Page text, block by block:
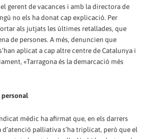
gerent de vacances i amb la directora de
no els ha donat cap explicació. Per
als jutjats les últimes retallades, que
de persones. A més, denuncien que
aplicat a cap altre centre de Catalunya i
«Tarragona és la demarcació més
personal
mèdic ha afirmat que, en els darrers
pal·liativa s’ha triplicat, però que el